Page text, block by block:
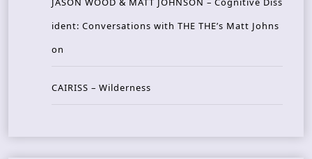
ident: Conversations with THE THE’s Matt Johns
on
CAIRISS – Wilderness